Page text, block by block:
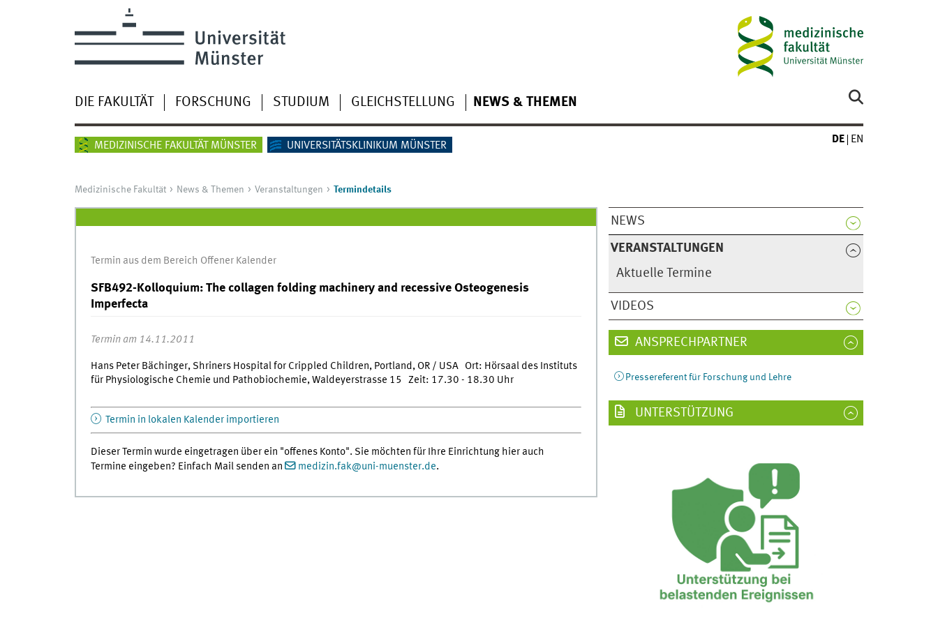
DIE FAKULTÄT FORSCHUNG STUDIUM GLEICHSTELLUNG NEWS & THEMEN
MEDIZINISCHE FAKULTÄT MÜNSTER UNIVERSITÄTSKLINIKUM MÜNSTER
DE EN
Medizinische Fakultät News & Themen Veranstaltungen Termindetails
NEWS
VERANSTALTUNGEN
Aktuelle Termine
VIDEOS
Termin aus dem Bereich Offener Kalender
SFB492-Kolloquium: The collagen folding machinery and recessive Osteogenesis
Imperfecta
Termin am 14.11.2011
Hans Peter Bächinger, Shriners Hospital for Crippled Children, Portland, OR / USA Ort: Hörsaal des Instituts
für Physiologische Chemie und Pathobiochemie, Waldeyerstrasse 15 Zeit: 17.30 - 18.30 Uhr
Termin in lokalen Kalender importieren
Dieser Termin wurde eingetragen über ein "offenes Konto". Sie möchten für Ihre Einrichtung hier auch
Termine eingeben? Einfach Mail senden an
medizin.fak@uni-muenster.de.
ANSPRECHPARTNER
Pressereferent für Forschung und Lehre
UNTERSTÜTZUNG